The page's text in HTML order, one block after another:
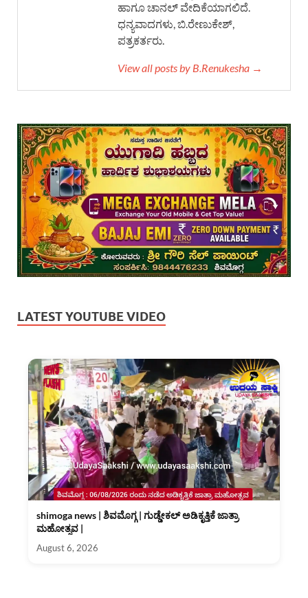
ಹಾಗೂ ಚಾನಲ್ ವೇದಿಕೆಯಾಗಲಿದೆ.
ಧನ್ಯವಾದಗಳು, ಬಿ.ರೇಣುಕೇಶ್,
ಪತ್ರಕರ್ತರು.
View all posts by B.Renukesha →
LATEST YOUTUBE VIDEO
shimoga news | ಶಿವಮೊಗ್ಗ | ಗುಡ್ಡೇಕಲ್ ಅಡಿಕೃತ್ತಿಕೆ ಜಾತ್ರಾ
ಮಹೋತ್ಸವ |
August 6, 2026